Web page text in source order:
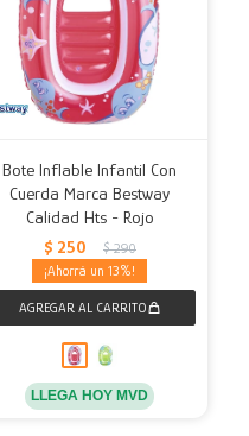
Bote Inflable Infantil Con
Cuerda Marca Bestway
Calidad Hts - Rojo
$ 250 $ 290
13
LLEGA HOY MVD